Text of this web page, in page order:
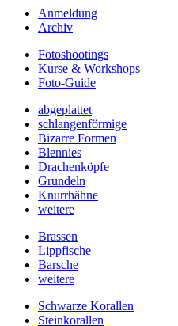
Anmeldung
Archiv
Fotoshootings
Kurse & Workshops
Foto-Guide
abgeplattet
schlangenförmige
Bizarre Formen
Blennies
Drachenköpfe
Grundeln
Knurrhähne
weitere
Brassen
Lippfische
Barsche
weitere
Schwarze Korallen
Steinkorallen